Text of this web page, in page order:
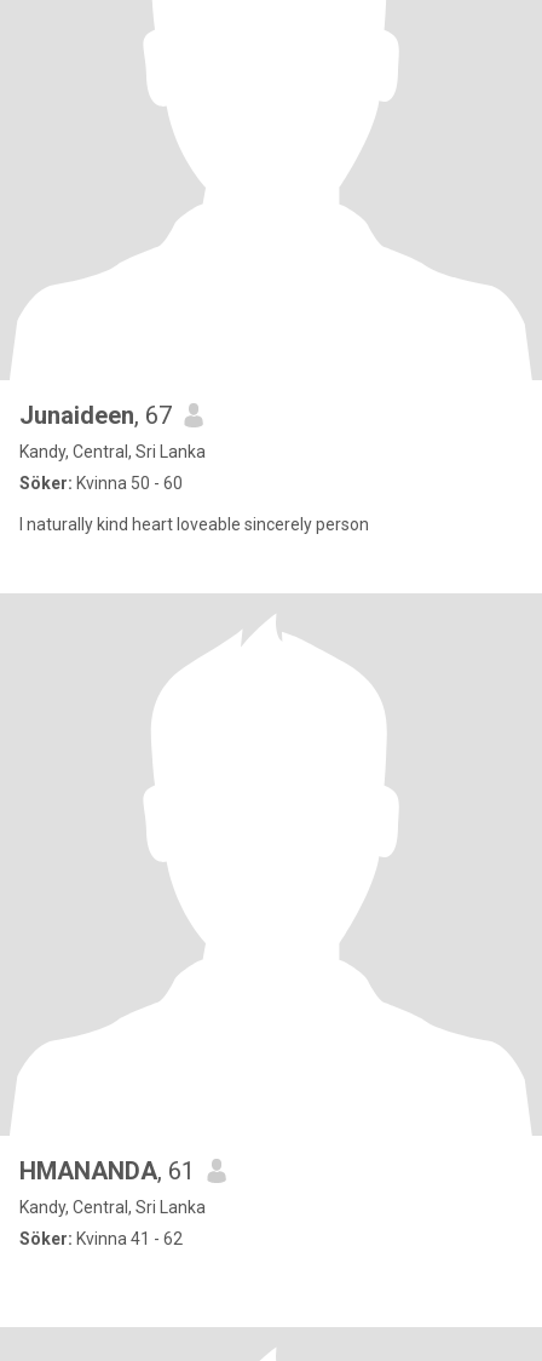
Junaideen, 67
Kandy, Central, Sri Lanka
Söker: Kvinna 50 - 60
I naturally kind heart loveable sincerely person
HMANANDA, 61
Kandy, Central, Sri Lanka
Söker: Kvinna 41 - 62